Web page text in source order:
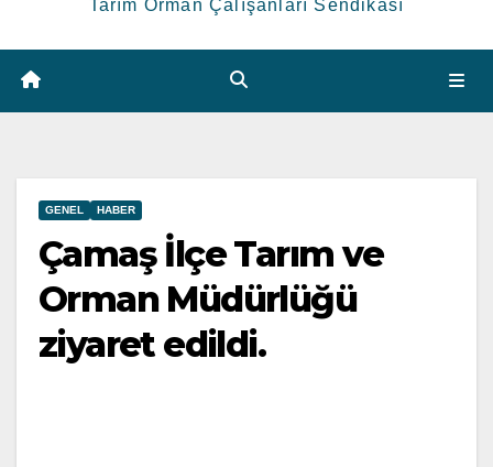
Tarım Orman Çalışanları Sendikası
GENEL HABER
Çamaş İlçe Tarım ve
Orman Müdürlüğü
ziyaret edildi.